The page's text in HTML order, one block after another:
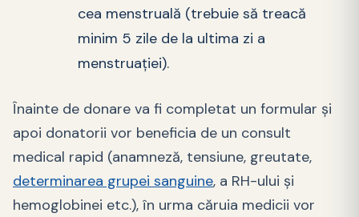
cea menstruală (trebuie să treacă
minim 5 zile de la ultima zi a
menstruaţiei).
Înainte de donare va fi completat un formular şi
apoi donatorii vor beneficia de un consult
medical rapid (anamneză, tensiune, greutate,
determinarea grupei sanguine, a RH-ului şi
hemoglobinei etc.), în urma căruia medicii vor